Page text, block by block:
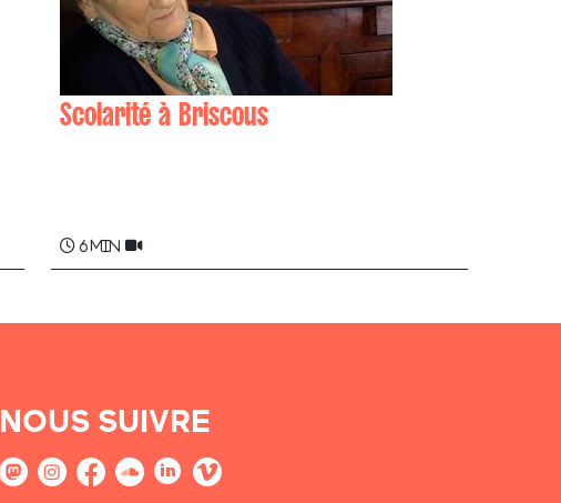
Scolarité à Briscous
6 min
NOUS SUIVRE